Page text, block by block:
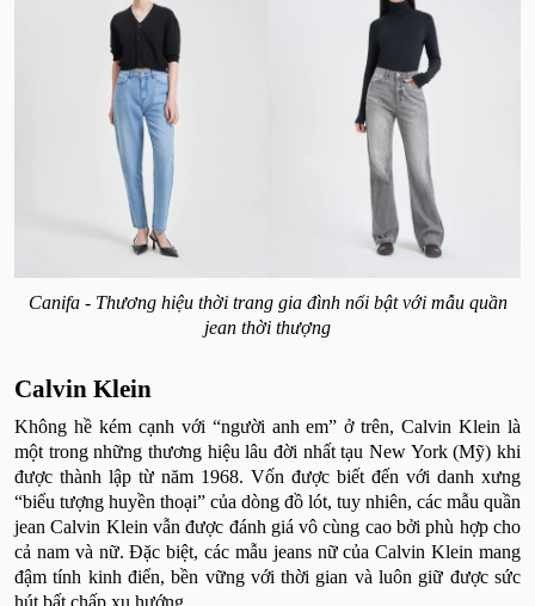
Canifa - Thương hiệu thời trang gia đình nổi bật với mẫu quần
jean thời thượng
Calvin Klein
Không hề kém cạnh với “người anh em” ở trên, Calvin Klein là
một trong những thương hiệu lâu đời nhất tạu New York (Mỹ) khi
được thành lập từ năm 1968. Vốn được biết đến với danh xưng
“biểu tượng huyền thoại” của dòng đồ lót, tuy nhiên, các mẫu quần
jean Calvin Klein vẫn được đánh giá vô cùng cao bởi phù hợp cho
cả nam và nữ. Đặc biệt, các mẫu jeans nữ của Calvin Klein mang
đậm tính kinh điển, bền vững với thời gian và luôn giữ được sức
hút bất chấp xu hướng.